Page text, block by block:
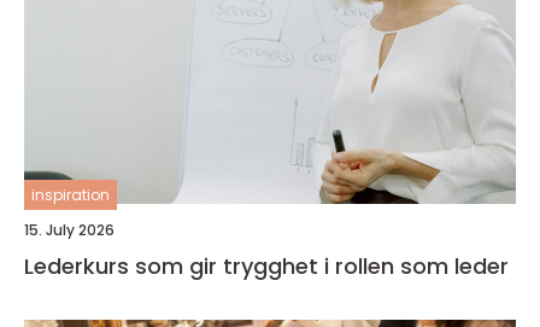
inspiration
15. July 2026
Lederkurs som gir trygghet i rollen som leder